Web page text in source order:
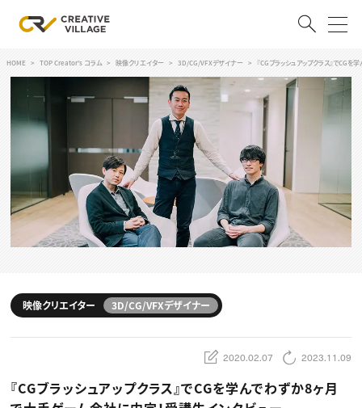
ログイン 会員登録
RECRUIT
クリエイター求人を探す
CREATIVE JOB求人検索
特集求人
採用説明会
スキルアップしたい！
デザイン
編集・ライティング
マーケティング
ディレクション
TOP Creator’s コラム
Webクリエイター
アプリクリエイター
セミナー
HOME TOP Creator's コラム 映像クリエイター 3D/CG/VFXデザイナー 『CGブラッシュアップクラス』でCG
映像クリエイター 3D/CG/VFXデザイナー
2020.02.07 2023.11.09
『CGブラッシュアップクラス』でCGを学んでわずか8ヶ月